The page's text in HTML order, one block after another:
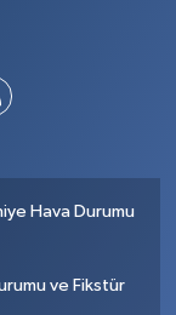
Hava Durumu
ve Fikstür